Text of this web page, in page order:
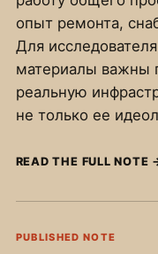
опыт ремонта,
Для
материалы важны
реальную
не только ее
READ THE FULL NOTE
PUBLISHED NOTE